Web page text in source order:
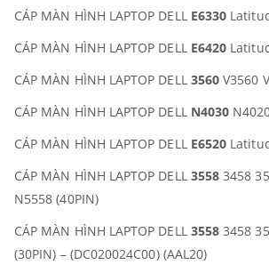
CÁP MÀN HÌNH LAPTOP DELL E6330
CÁP MÀN HÌNH LAPTOP DELL E6420
CÁP MÀN HÌNH LAPTOP DELL 3560 V3560
CÁP MÀN HÌNH LAPTOP DELL N4030
CÁP MÀN HÌNH LAPTOP DELL E6520
CÁP MÀN HÌNH LAPTOP DELL 3558 3458
N5558 (40PIN)
CÁP MÀN HÌNH LAPTOP DELL 3558 3458
(30PIN) – (DC020024C00) (AAL20)